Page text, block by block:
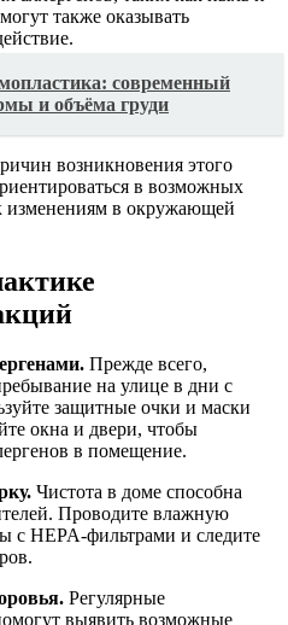
также оказывать
современный
и объёма груди
возникновения этого
в возможных
изменениям в окружающей
Прежде всего,
на улице в дни с
защитные очки и маски
окна и двери, чтобы
в помещение.
Чистота в доме способна
Проводите влажную
с HEPA-фильтрами и следите
Регулярные
выявить возможные